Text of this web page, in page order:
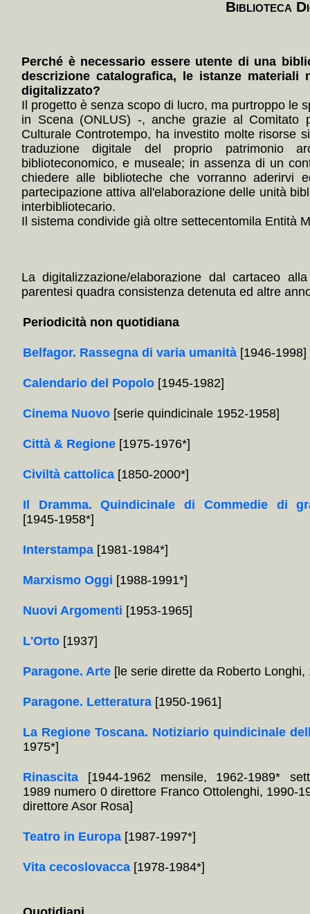
Biblioteca
Perché è necessario essere utente di una
descrizione catalografica, le istanze
digitalizzato?
Il progetto è senza scopo di lucro, ma purtroppo le
in Scena (ONLUS) -, anche grazie al Comitato
Culturale Controtempo, ha investito molte risorse
traduzione digitale del proprio patrimonio
biblioteconomico, e museale; in assenza di un
chiedere alle biblioteche che vorranno aderirvi
partecipazione attiva all'elaborazione delle unità
interbibliotecario.
Il sistema condivide già oltre settecentomila Entità
La digitalizzazione/elaborazione dal cartaceo
parentesi quadra consistenza detenuta ed altre
Periodicità non quotidiana
Belfagor. Rassegna di varia umanità [1946-1998]
Calendario del Popolo [1945-1982]
Cinema Nuovo [serie quindicinale 1952-1958]
Città & Regione [1975-1976*]
Civiltà cattolica [1850-2000*]
Il Dramma. Quindicinale di Commedie di
[1945-1958*]
Interstampa [1981-1984*]
Marxismo Oggi [1988-1991*]
Nuovi Argomenti [1953-1965]
L'Orto [1937]
Paragone. Arte [le serie dirette da Roberto Longhi,
Paragone. Letteratura [1950-1961]
La Regione Toscana. Notiziario quindicinale
1975*]
Rinascita [1944-1962 mensile, 1962-1989*
1989 numero 0 direttore Franco Ottolenghi, 1990-
direttore Asor Rosa]
Teatro in Europa [1987-1997*]
Vita cecoslovacca [1978-1984*]